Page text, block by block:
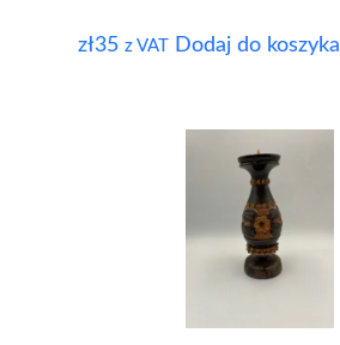
zł35 z VAT Dodaj do koszyka